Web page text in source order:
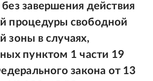
завершения действия
процедуры свободной
зоны в случаях,
пунктом 1 части 19
закона от 13